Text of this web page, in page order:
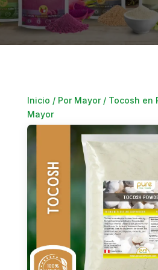
Inicio / Por Mayor/ Tocosh en
Mayor